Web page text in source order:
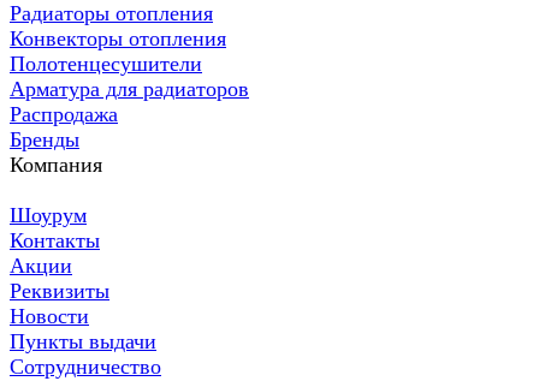
Радиаторы отопления
Конвекторы отопления
Полотенцесушители
Арматура для радиаторов
Распродажа
Бренды
Компания
Шоурум
Контакты
Акции
Реквизиты
Новости
Пункты выдачи
Сотрудничество